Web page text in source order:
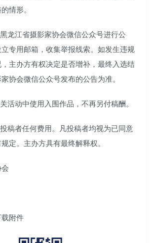
情形。
龙江省摄影家协会微信公众号进行公
专用邮箱，收集举报线索。如发生违规
主办方有权决定是否增补，最终入选结
协会微信公众号发布的公告为准。
活动中使用入围作品，不再另付稿酬。
稿者任何费用。凡投稿者均视为已同意
定。主办方具有最终解释权。
附件